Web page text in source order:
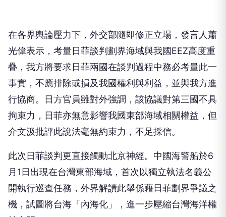
在各界輿論壓力下，外交部隨即修正立場，發言人蕭
光偉表示，考量日菲談判劃界海域與我國EEZ高度重
疊，我方將要求日菲兩國在談判過程中務必考量此一
事實，不應排除或損及我國權利與利益，並與我方進
行協商。日方官員雖對外強調，該協議對第三國不具
拘束力，日菲亦無意影響我國東部海域相關權益，但
介文汲批評此說法毫無約束力，不足採信。
此次日菲談判更直接觸動北京神經。中國海警船於6
月1日出現在台灣東部海域，首次以獨立執法名義公
開執行巡查任務，外界解讀此舉係藉日菲劃界爭議之
機，試圖將台海「內海化」，進一步壓縮台灣海洋權